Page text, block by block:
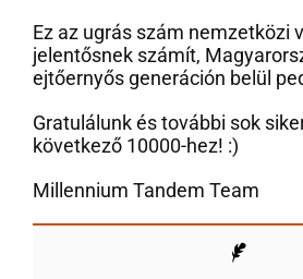
Ez az ugrás szám nemzetközi
jelentősnek számít,
ejtőernyős generáción belül
Gratulálunk és további sok
következő 10000-hez! :)
Millennium Tandem Team